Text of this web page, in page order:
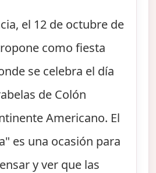
el 12 de octubre de
como fiesta
se celebra el día
de Colón
Americano. El
es una ocasión para
y ver que las